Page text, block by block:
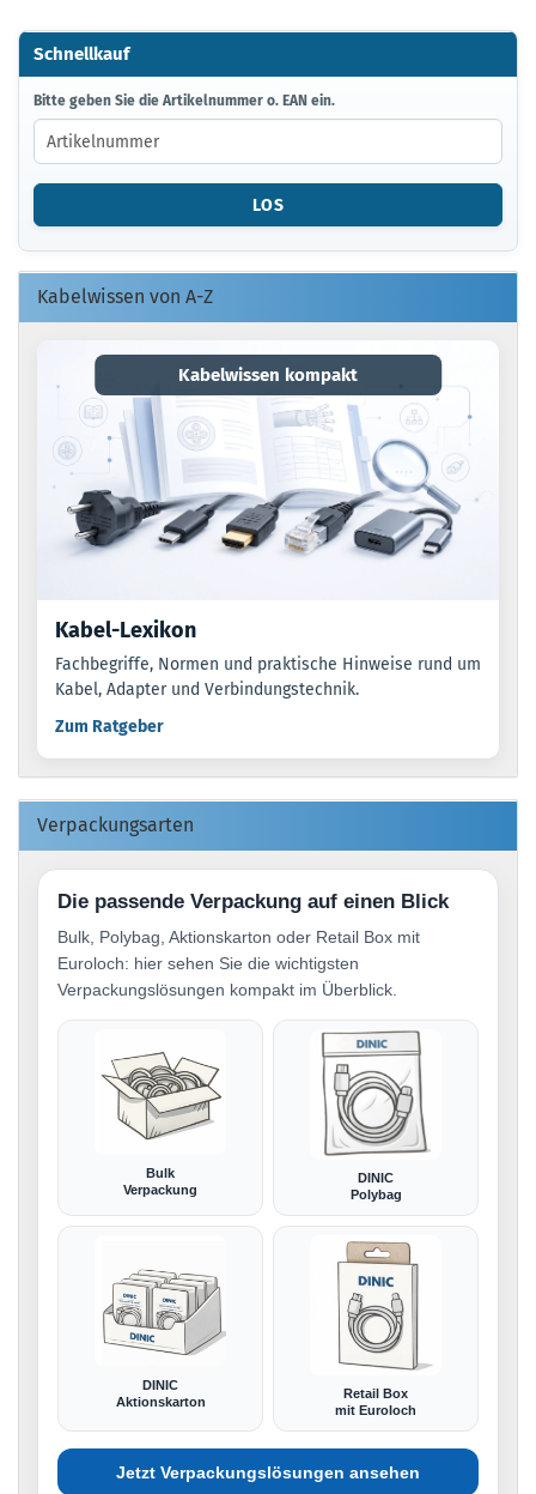
Schnellkauf
BITTE
GEBEN
SIE
DIE
ARTIKELNUMMER
EAN
EIN.
Bitte geben Sie die Artikelnummer o. EAN ein.
LOS
Kabelwissen von A-Z
Kabelwissen kompakt
Kabel-Lexikon
Fachbegriffe, Normen und praktische Hinweise rund um
Kabel, Adapter und Verbindungstechnik.
Zum Ratgeber
Verpackungsarten
Die passende Verpackung auf einen Blick
Bulk, Polybag, Aktionskarton oder Retail Box mit
Euroloch: hier sehen Sie die wichtigsten
Verpackungslösungen kompakt im Überblick.
Bulk
Verpackung
DINIC
Polybag
DINIC
Aktionskarton
Retail Box
mit Euroloch
Jetzt Verpackungslösungen ansehen